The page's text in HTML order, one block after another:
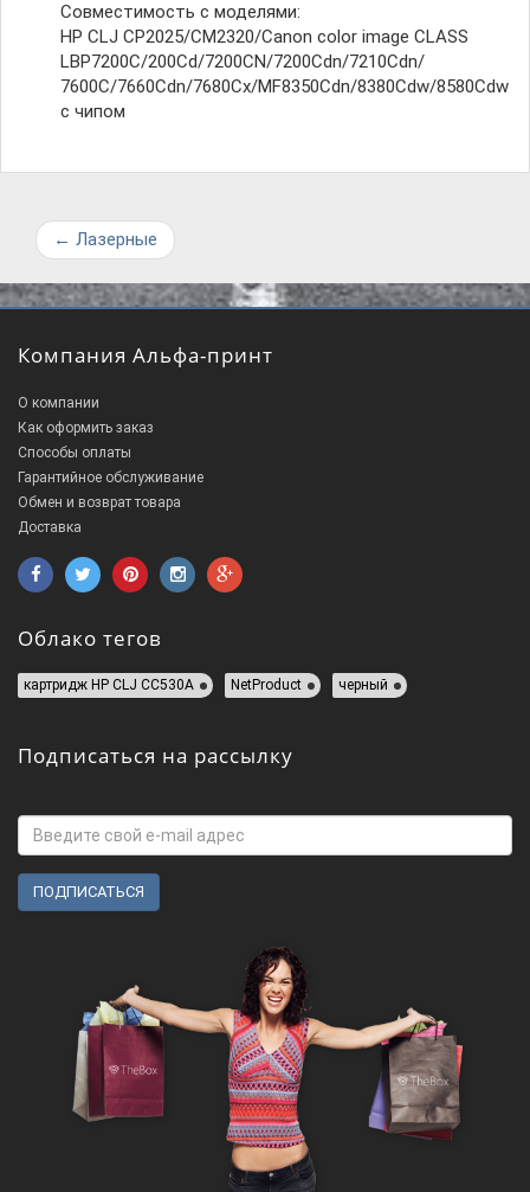
Совместимость с моделями:
HP CLJ CP2025/CM2320/Canon color image CLASS
LBP7200C/200Cd/7200CN/7200Cdn/7210Cdn/
7600C/7660Cdn/7680Cx/MF8350Cdn/8380Cdw/8580Cdw
с чипом
← Лазерные
Компания Альфа-принт
О компании
Как оформить заказ
Способы оплаты
Гарантийное обслуживание
Обмен и возврат товара
Доставка
Облако тегов
картридж HP СLJ CC530A NetProduct черный
Подписаться на рассылку